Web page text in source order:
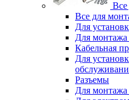
Все
Все для
Для
Для монтажа
Кабельная
Для
Разъемы
Для